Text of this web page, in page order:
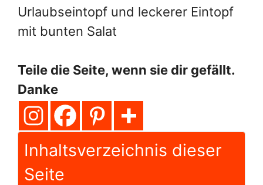
Urlaubseintopf und leckerer Eintopf
mit bunten Salat
Teile die Seite, wenn sie dir gefällt.
Danke
Inhaltsverzeichnis dieser
Seite